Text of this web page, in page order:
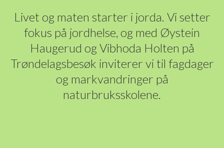
Livet og maten starter i jorda. Vi setter
fokus på jordhelse, og med Øystein
Haugerud og Vibhoda Holten på
Trøndelagsbesøk inviterer vi til fagdager
og markvandringer på
naturbruksskolene.